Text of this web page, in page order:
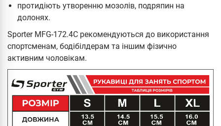
протидіють утворенню мозолів, подряпин на
долонях.
Sporter MFG-172.4C рекомендуються до використання
спортсменам, бодібілдерам та іншим фізично
активним чоловікам.